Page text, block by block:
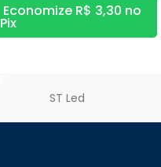
Economize R$ 3,30 no
Pix
ST Led